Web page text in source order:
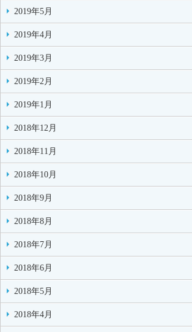
2019年5月
2019年4月
2019年3月
2019年2月
2019年1月
2018年12月
2018年11月
2018年10月
2018年9月
2018年8月
2018年7月
2018年6月
2018年5月
2018年4月